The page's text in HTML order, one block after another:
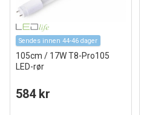
Sendes innen 44-46 dager
105cm / 17W T8-Pro105
LED-rør
584 kr